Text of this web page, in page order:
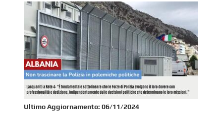
Ultimo Aggiornamento: 06/11/2024